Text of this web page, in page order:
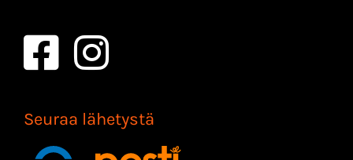
Seuraa lähetystä